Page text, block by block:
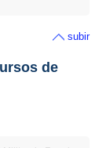
subir
de